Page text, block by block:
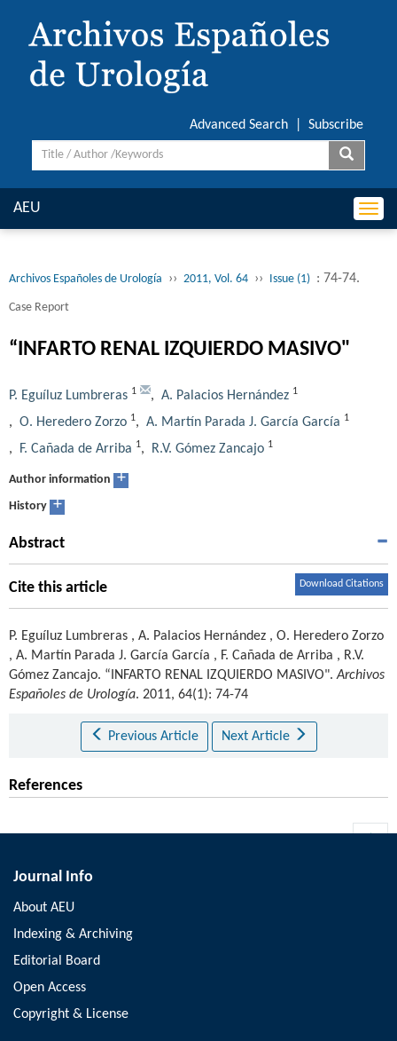
Advanced Search Subscribe
AEU
Archivos Españoles de Urología ›› 2011, Vol. 64 ›› Issue (1) : 74-74.
Case Report
“INFARTO RENAL IZQUIERDO MASIVO"
P. Eguíluz Lumbreras 1 , A. Palacios Hernández 1
, O. Heredero Zorzo 1, A. Martín Parada J. García García 1
, F. Cañada de Arriba 1, R.V. Gómez Zancajo 1
Author information +
History +
Abstract
Cite this article Download Citations
P. Eguíluz Lumbreras , A. Palacios Hernández , O. Heredero Zorzo
, A. Martín Parada J. García García , F. Cañada de Arriba , R.V.
Gómez Zancajo. “INFARTO RENAL IZQUIERDO MASIVO".Archivos
Españoles de Urología. 2011, 64(1): 74-74
Previous Article Next Article
References
Journal Info
About AEU
Indexing & Archiving
Editorial Board
Open Access
Copyright & License